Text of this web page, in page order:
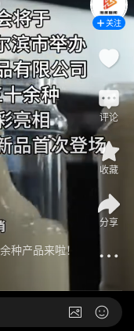
种产品来啦！
关注
评论
收藏
分享